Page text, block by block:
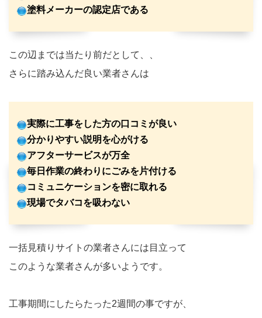
塗料メーカーの認定店である
この辺までは当たり前だとして、、
さらに踏み込んだ良い業者さんは
実際に工事をした方の口コミが良い
分かりやすい説明を心がける
アフターサービスが万全
毎日作業の終わりにごみを片付ける
コミュニケーションを密に取れる
現場でタバコを吸わない
一括見積りサイトの業者さんには目立って
このような業者さんが多いようです。
工事期間にしたらたった2週間の事ですが、